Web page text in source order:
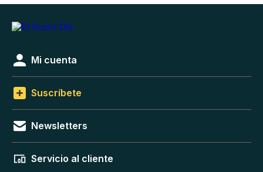
Mi cuenta
Suscríbete
Newsletters
Servicio al cliente